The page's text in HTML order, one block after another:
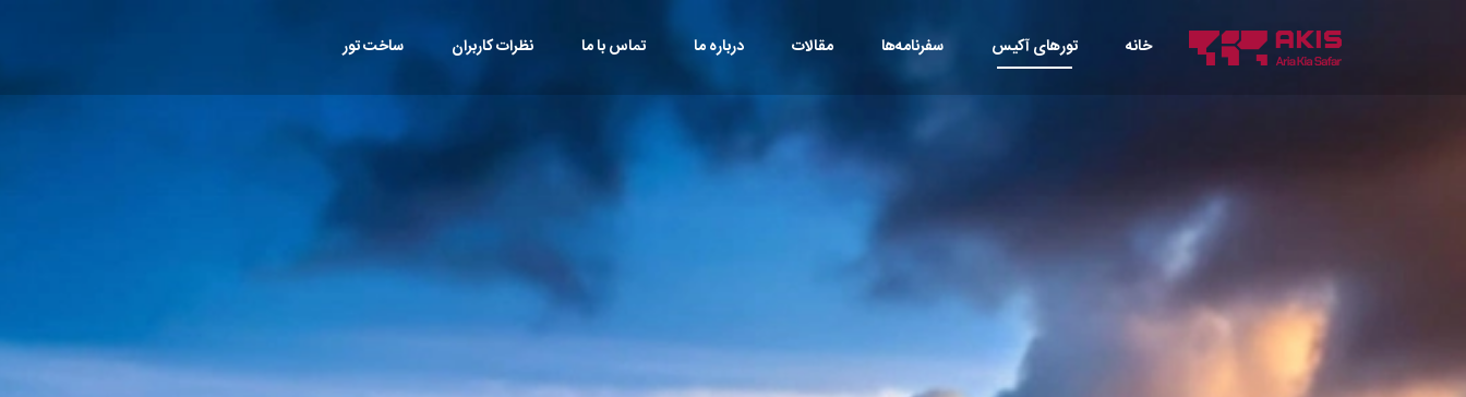
خانه تورهای آکیس سفرنامه‌ها مقالات درباره ما تماس با ما نظرات کاربران ساخت تور